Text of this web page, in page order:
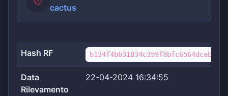
cactus
Hash RF
Data
Rilevamento
22-04-2024 16:34:55